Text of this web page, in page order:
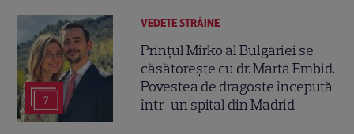
7
VEDETE STRĂINE
Prințul Mirko al Bulgariei se
căsătorește cu dr. Marta Embid.
Povestea de dragoste începută
într-un spital din Madrid